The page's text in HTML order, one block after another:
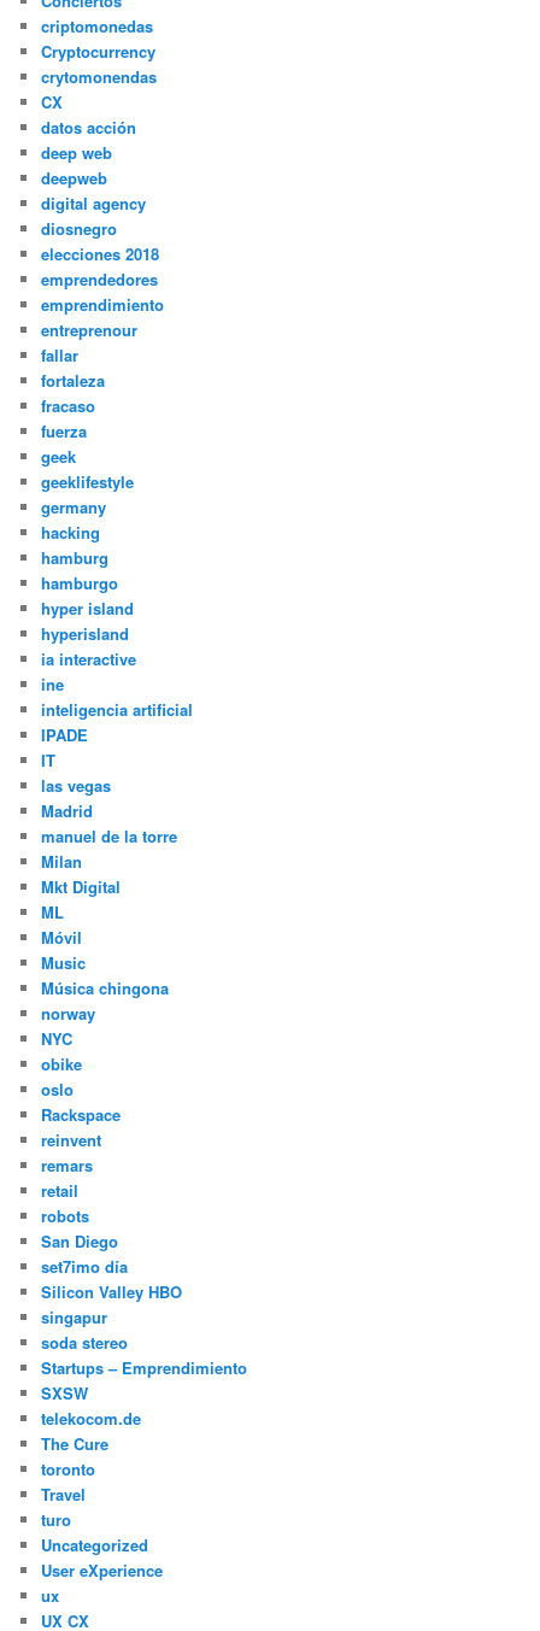
criptomonedas
Cryptocurrency
crytomonendas
CX
datos acción
deep web
deepweb
digital agency
diosnegro
elecciones 2018
emprendedores
emprendimiento
entreprenour
fallar
fortaleza
fracaso
fuerza
geek
geeklifestyle
germany
hacking
hamburg
hamburgo
hyper island
hyperisland
ia interactive
ine
inteligencia artificial
IPADE
IT
las vegas
Madrid
manuel de la torre
Milan
Mkt Digital
ML
Móvil
Music
Música chingona
norway
NYC
obike
oslo
Rackspace
reinvent
remars
retail
robots
San Diego
set7imo día
Silicon Valley HBO
singapur
soda stereo
Startups – Emprendimiento
SXSW
telekocom.de
The Cure
toronto
Travel
turo
Uncategorized
User eXperience
ux
UX CX